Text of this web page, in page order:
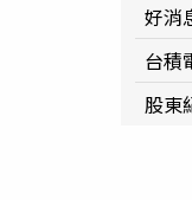
好消
台積
股東